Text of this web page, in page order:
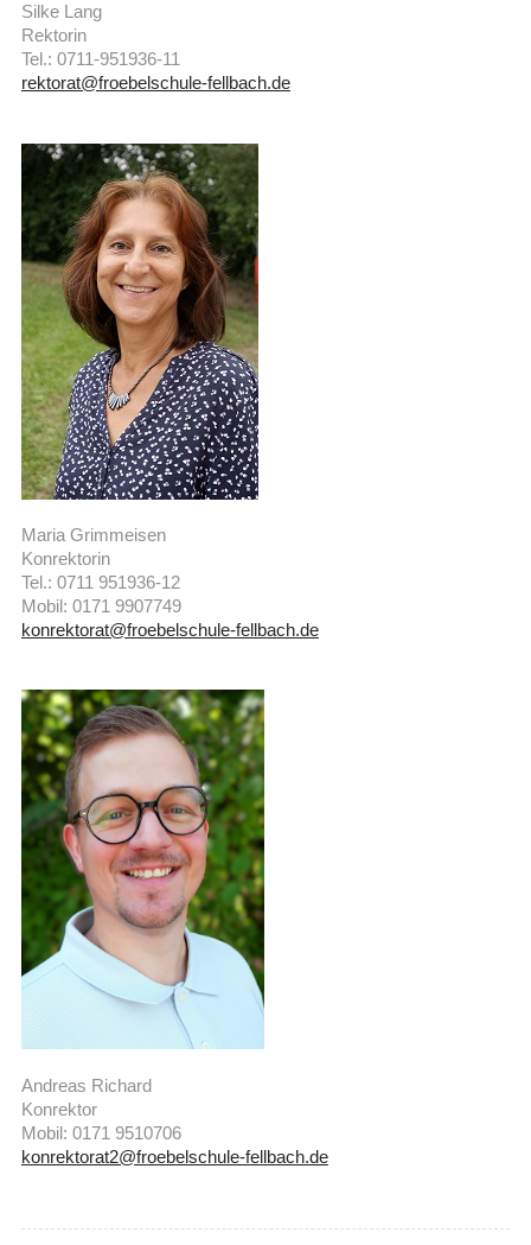
Silke Lang
Rektorin
Tel.: 0711-951936-11
rektorat@froebelschule-fellbach.de
Maria Grimmeisen
Konrektorin
Tel.: 0711 951936-12
Mobil: 0171 9907749
konrektorat@froebelschule-fellbach.de
Andreas Richard
Konrektor
Mobil: 0171 9510706
konrektorat2@froebelschule-fellbach.de